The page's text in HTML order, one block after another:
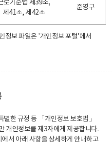
로기준법 제39조,
제41조, 제42조
준영구
정보 파일은 '개인정보 포털'에서
한 규정 등 「개인정보 보호법」
개인정보를 제3자에게 제공합니다.
서 아래 사항을 상세하게 안내하고